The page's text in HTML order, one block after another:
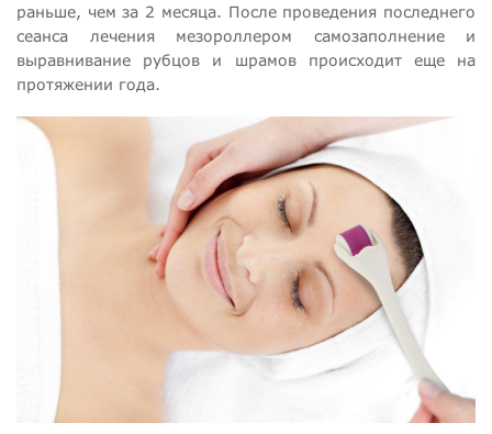
раньше, чем за 2 месяца. После проведения последнего
сеанса лечения мезороллером самозаполнение и
выравнивание рубцов и шрамов происходит еще на
протяжении года.